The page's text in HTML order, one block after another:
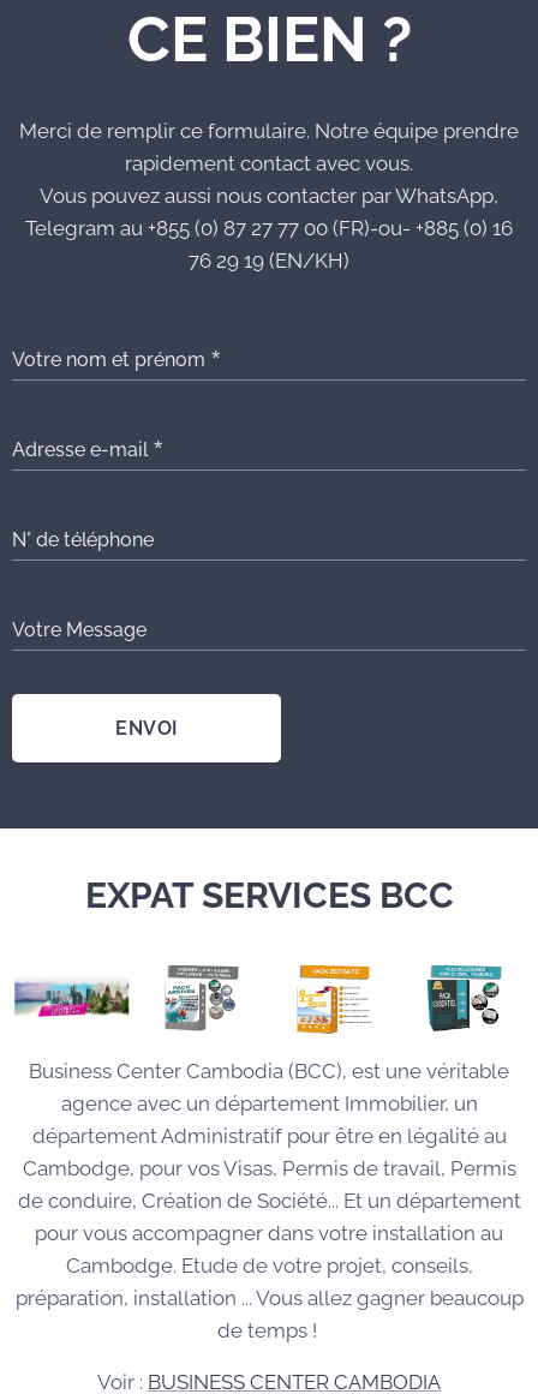
CE BIEN ?
Merci de remplir ce formulaire. Notre équipe prendre
rapidement contact avec vous.
Vous pouvez aussi nous contacter par WhatsApp,
Telegram au +855 (0) 87 27 77 00 (FR)-ou- +885 (0) 16
76 29 19 (EN/KH)
Votre nom et prénom
Adresse e-mail
N° de téléphone
Votre Message
ENVOI
EXPAT SERVICES BCC
Business Center Cambodia (BCC), est une véritable
agence avec un département Immobilier, un
département Administratif pour être en légalité au
Cambodge, pour vos Visas, Permis de travail, Permis
de conduire, Création de Société... Et un département
pour vous accompagner dans votre installation au
Cambodge. Etude de votre projet, conseils,
préparation, installation ... Vous allez gagner beaucoup
de temps !
Voir : BUSINESS CENTER CAMBODIA